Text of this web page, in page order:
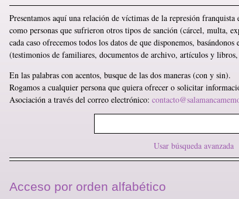
Presentamos aquí una relación de víctimas de la represión
como personas que sufrieron otros tipos de sanción (cárcel, multa,
cada caso ofrecemos todos los datos de que disponemos,
(testimonios de familiares, documentos de archivo, artículos y
En las palabras con acentos, busque de las dos maneras (con y sin).
Rogamos a cualquier persona que quiera ofrecer o solicitar
Asociación a través del correo electrónico:
Usar búsqueda avanzada
Acceso por orden alfabético